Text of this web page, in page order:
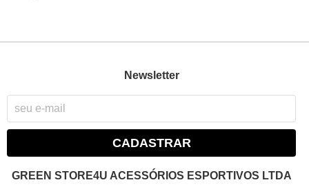
Newsletter
CADASTRAR
GREEN STORE4U ACESSÓRIOS ESPORTIVOS LTDA